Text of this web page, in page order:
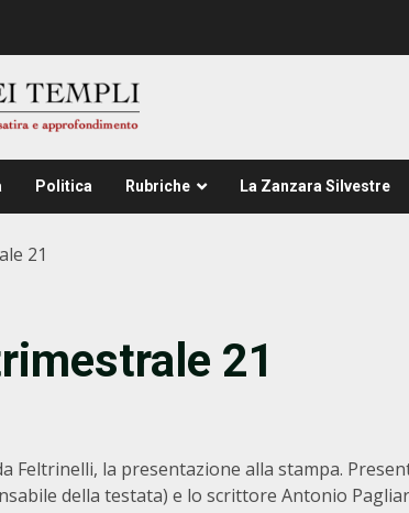
Politica Rubriche La Zanzara Silvestre
21
21
Feltrinelli, la presentazione alla stampa.
della testata) e lo scrittore Antonio